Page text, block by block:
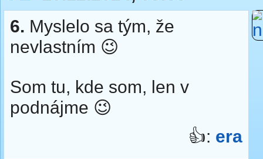
6. Myslelo sa tým, že
nevlastním 😉
Som tu, kde som, len v
podnájme 😉
👍: era